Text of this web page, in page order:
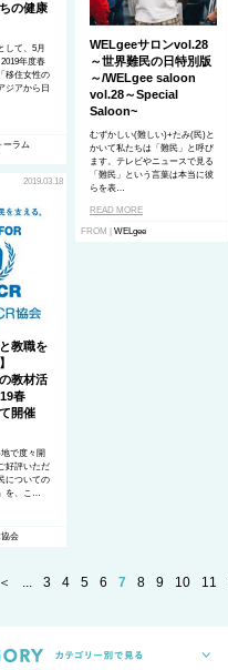
WELgeeサロンvol.28
～世界難民の日特別版
～/WELgee saloon
vol.28～Special
Saloon~
むずかしい(難しい)+たみ(民)と
かいて私たちは「難民」と呼び
ます。テレビやニュースで見る
「難民」という言葉は本当に彼
らを表…
READ MORE
FROM | WELgee
の健康
して、5月
年度春
移住女性の
ジアから日
ーラム
2019.03.18
教職を
教材活
春
て開催
で度々開
好評いただ
についての
を、こ…
会
＜ ... 3 4 5 6 7 8 9 10 11